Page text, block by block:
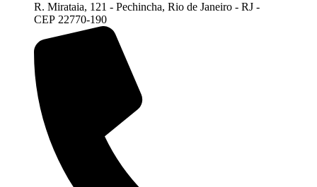
R. Mirataia, 121 - Pechincha, Rio de Janeiro - RJ -
CEP 22770-190